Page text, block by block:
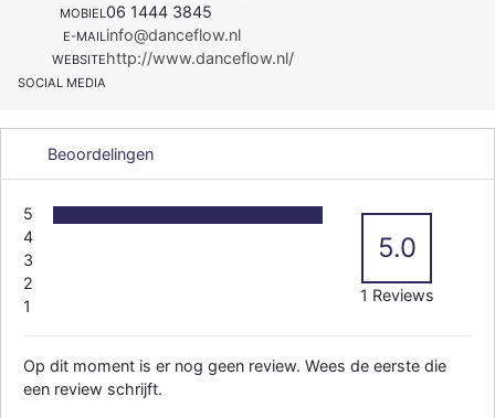
MOBIEL06 1444 3845
E-MAILinfo@danceflow.nl
WEBSITEhttp://www.danceflow.nl/
SOCIAL MEDIA
Beoordelingen
5
4
3
2
1
5.0
1 Reviews
Op dit moment is er nog geen review. Wees de eerste die
een review schrijft.